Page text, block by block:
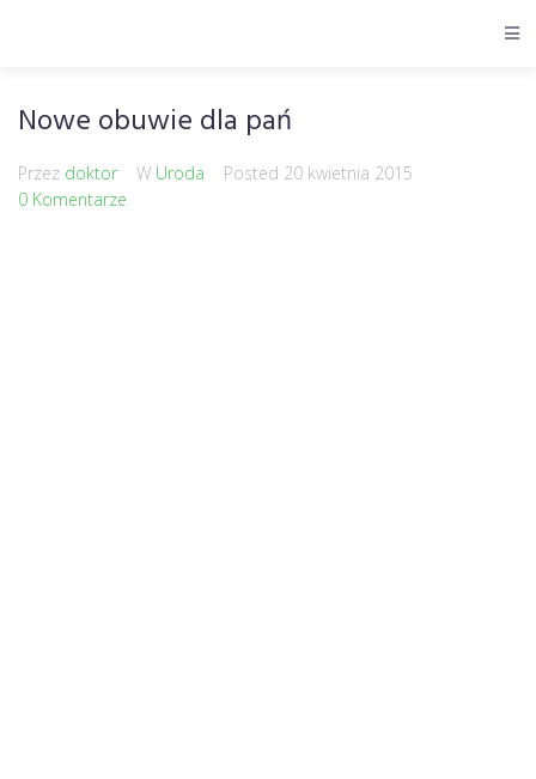
Nowe obuwie dla pań
Przez doktor W Uroda Posted 20 kwietnia 2015
0 Komentarze